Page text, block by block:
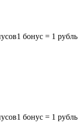
1 бонус = 1 рубль
1 бонус = 1 рубль